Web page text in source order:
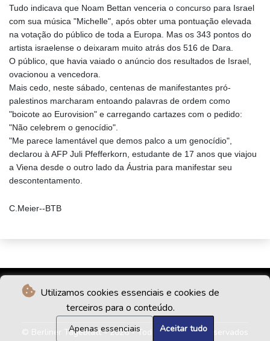
Utilizamos cookies essenciais e cookies de
terceiros para o conteúdo.
Apenas essenciais Aceitar tudo
Tudo indicava que Noam Bettan venceria o concurso para Israel
com sua música "Michelle", após obter uma pontuação elevada
na votação do público de toda a Europa. Mas os 343 pontos do
artista israelense o deixaram muito atrás dos 516 de Dara.
O público, que havia vaiado o anúncio dos resultados de Israel,
ovacionou a vencedora.
Mais cedo, neste sábado, centenas de manifestantes pró-
palestinos marcharam entoando palavras de ordem como
"boicote ao Eurovision" e carregando cartazes com o pedido:
"Não celebrem o genocídio".
"Me parece lamentável que demos palco a um genocídio",
declarou à AFP Juli Pfefferkorn, estudante de 17 anos que viajou
a Viena desde o outro lado da Áustria para manifestar seu
descontentamento.
C.Meier--BTB
© Berliner Tageblatt - 2026 - Todos os direitos reservados